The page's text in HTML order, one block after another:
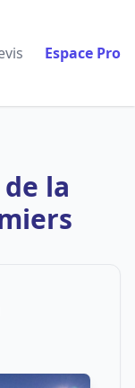
Espace Pro
la